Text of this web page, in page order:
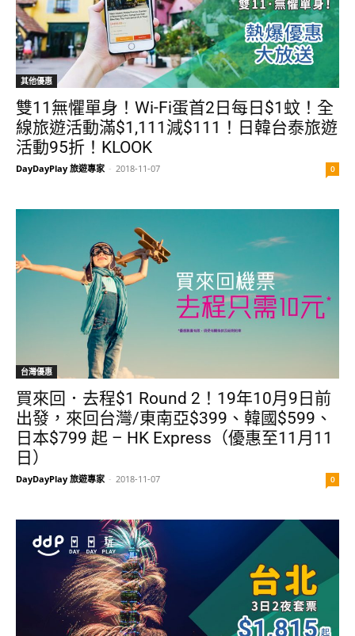
其他優惠
雙11無懼單身！Wi-Fi蛋首2日每日$1蚊！全
線旅遊活動滿$1,111減$111！日韓台泰旅遊
活動95折！KLOOK
DayDayPlay 旅遊專家 - 2018-11-07 0
台灣優惠
買來回．去程$1 Round 2！19年10月9日前
出發，來回台灣/東南亞$399、韓國$599、
日本$799 起 – HK Express（優惠至11月11
日）
DayDayPlay 旅遊專家 - 2018-11-07 0